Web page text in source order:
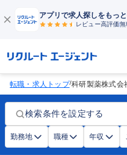
アプリで求人探しをもっと
レビュー高評価無
転職・求人トップ/科研製薬株式会
検索条件を設定する
勤務地 職種 年収